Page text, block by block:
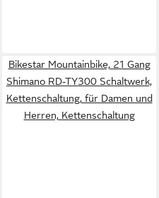
Bikestar Mountainbike, 21 Gang
Shimano RD-TY300 Schaltwerk,
Kettenschaltung, für Damen und
Herren, Kettenschaltung